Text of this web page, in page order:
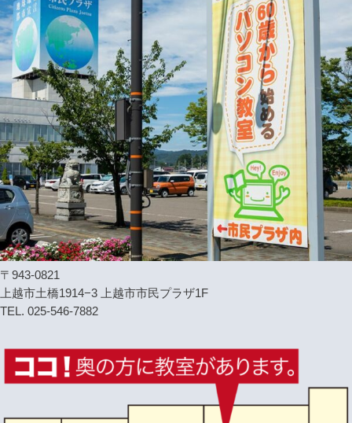
〒943-0821
上越市土橋1914−3 上越市市民プラザ1F
TEL. 025-546-7882